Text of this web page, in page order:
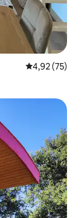
Średnia
4,92 (75)